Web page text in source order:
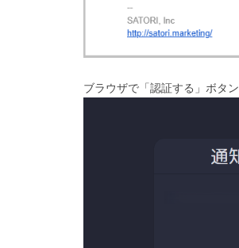
ブラウザで「認証する」ボタ